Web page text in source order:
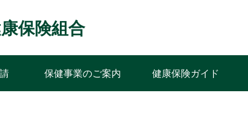
保険組合
保健事業のご案内 健康保険ガイド